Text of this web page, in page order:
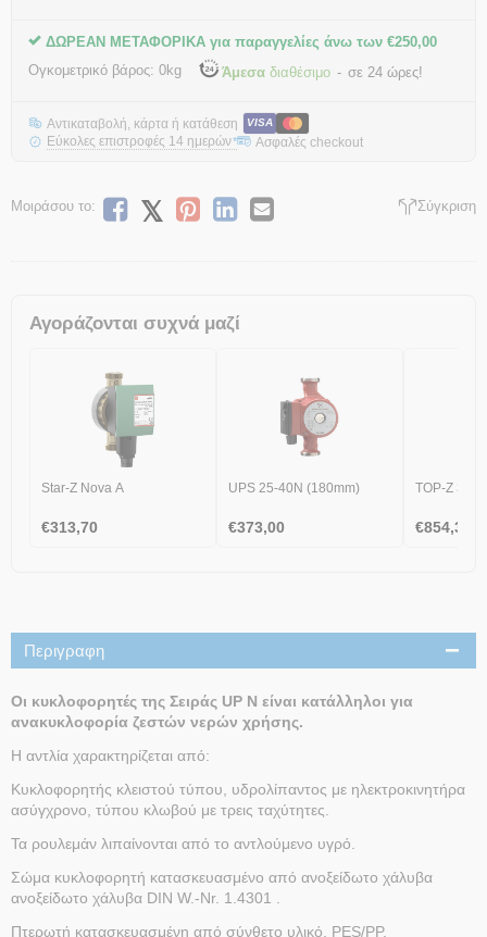
ΔΩΡΕΑΝ ΜΕΤΑΦΟΡΙΚΑ για παραγγελίες άνω των €250,00
Ογκομετρικό βάρος: 0kg Άμεσα διαθέσιμο σε 24 ώρες!
Αντικαταβολή, κάρτα ή κατάθεση VISA
Εύκολες επιστροφές 14 ημερών* Ασφαλές checkout
Μοιράσου το: Σύγκριση
Αγοράζονται συχνά μαζί
Star-Z Nova A
€313,70
UPS 25-40N (180mm)
€373,00
TOP-Z 30/7
€854,30
Περιγραφη
Οι κυκλοφορητές της Σειράς UP N είναι κατάλληλοι για
ανακυκλοφορία ζεστών νερών χρήσης.
Η αντλία χαρακτηρίζεται από:
Κυκλοφορητής κλειστού τύπου, υδρολίπαντος με ηλεκτροκινητήρα
ασύγχρονο, τύπου κλωβού με τρεις ταχύτητες.
Τα ρουλεμάν λιπαίνονται από το αντλούμενο υγρό.
Σώμα κυκλοφορητή κατασκευασμένο από ανοξείδωτο χάλυβα
ανοξείδωτο χάλυβα DIN W.-Nr. 1.4301 .
Πτερωτή κατασκευασμένη από σύνθετο υλικό, PES/PP.